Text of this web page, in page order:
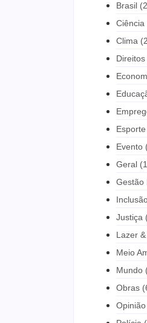
Brasil
Ciência
Clima
Esporte
Evento
Geral
Gestão
Justiça
Lazer
Meio
Mundo
Obras
Opinião